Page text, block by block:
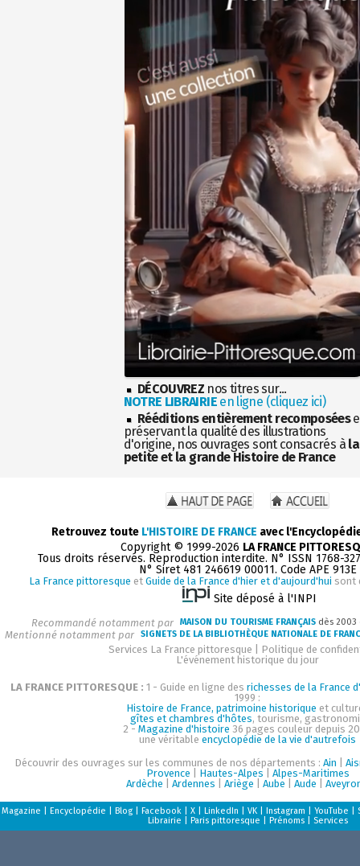
DÉCOUVREZ nos titres sur...
NOTRE LIBRAIRIEen ligne (cliquez ici)
Rééditions entièrement recomposées
préservant la qualité des illustrations
d'origine, nos ouvrages sont consacrés à la
petite et la grande Histoire de France
Retrouvez toute L'HISTOIRE DE FRANCE avec
Copyright © 1999-2026 LA FRANCE
Tous droits réservés. Reproduction interdite. N° ISSN 1768-
N° Siret 481 246619 00011. Code APE 913E
La France pittoresque et Guide de la France d'hier et d'aujourd'hui sont
Site déposé à l'INPI
Recommandé notamment par MAISON DU TOURISME FRANÇAIS dès
Mentionné notamment par SIGNETS DE LA BIBLIOTHÈQUE NATIONALE DE
Services La France pittoresque
Politique de
L'événement historique du jour
LA FRANCE PITTORESQUE : 1 - Guide en ligne des richesses de la France
1999 :
Histoire de France, patrimoine historique et
gîtes et chambres d'hôtes, tourisme,
2 - Magazine d'histoire 36 pages couleur depuis
une véritable encyclopédie de la vie d'autrefois
Découvrir des ouvrages sur les communes de nos départements : Ain
Provence
Hautes-Alpes
Alpes-Maritimes
Ardèche
Ardennes Ariège Aube Aude
Magazine Encyclopédie Blog| Facebook| X| LinkedIn VK| Instagram YouTube
Librairie
Paris pittoresque Prénoms| Services